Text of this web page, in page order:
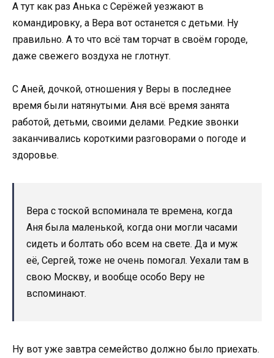
А тут как раз Анька с Серёжей уезжают в
командировку, а Вера вот останется с детьми. Ну
правильно. А то что всё там торчат в своём городе,
даже свежего воздуха не глотнут.
С Аней, дочкой, отношения у Веры в последнее
время были натянутыми. Аня всё время занята
работой, детьми, своими делами. Редкие звонки
заканчивались короткими разговорами о погоде и
здоровье.
Вера с тоской вспоминала те времена, когда
Аня была маленькой, когда они могли часами
сидеть и болтать обо всем на свете. Да и муж
её, Сергей, тоже не очень помогал. Уехали там в
свою Москву, и вообще особо Веру не
вспоминают.
Ну вот уже завтра семейство должно было приехать.